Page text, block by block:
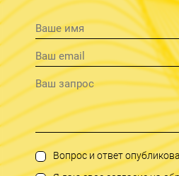
Вопрос и ответ